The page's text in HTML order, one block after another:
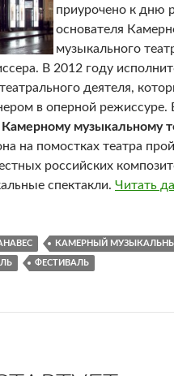
приурочено к дню
основателя
музыкального
В 2012 году
деятеля,
в оперной режиссуре.
Камерному музыкальному
на помостках театра
российских
спектакли. Читать
КАМЕРНЫЙ
ФЕСТИВАЛЬ